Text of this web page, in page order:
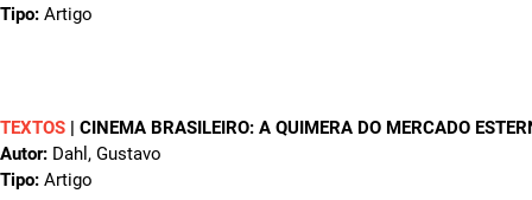
Tipo: Artigo
TEXTOS | CINEMA BRASILEIRO: A QUIMERA DO MERCADO
Autor: Dahl, Gustavo
Tipo: Artigo